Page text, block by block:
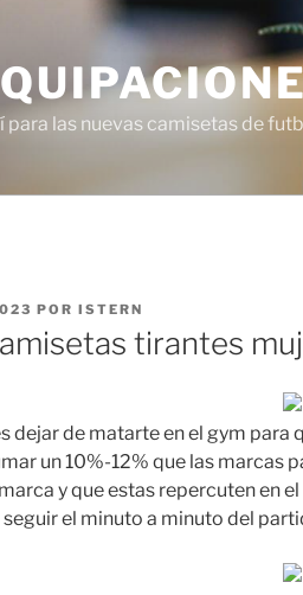
las nuevas camisetas de
POR ISTERN
tirantes
dejar de matarte en el gym para
un 10%-12% que las marcas
y que estas repercuten en
el minuto a minuto del